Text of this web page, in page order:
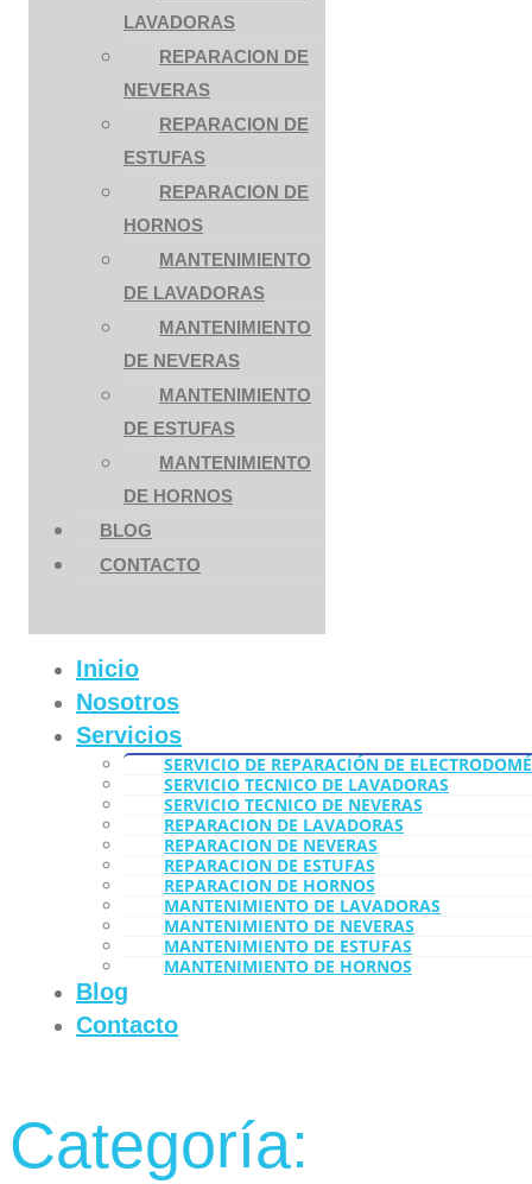
LAVADORAS
REPARACION DE
NEVERAS
REPARACION DE
ESTUFAS
REPARACION DE
HORNOS
MANTENIMIENTO
DE LAVADORAS
MANTENIMIENTO
DE NEVERAS
MANTENIMIENTO
DE ESTUFAS
MANTENIMIENTO
DE HORNOS
BLOG
CONTACTO
Inicio
Nosotros
Servicios
SERVICIO DE REPARACIÓN DE
SERVICIO TECNICO DE LAVADORAS
SERVICIO TECNICO DE NEVERAS
REPARACION DE LAVADORAS
REPARACION DE NEVERAS
REPARACION DE ESTUFAS
REPARACION DE HORNOS
MANTENIMIENTO DE LAVADORAS
MANTENIMIENTO DE NEVERAS
MANTENIMIENTO DE ESTUFAS
MANTENIMIENTO DE HORNOS
Blog
Contacto
Categoría: